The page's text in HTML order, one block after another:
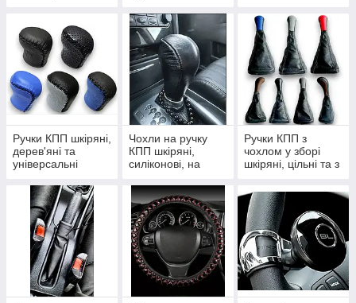
сувеніри
Ручки КПП шкіряні,
дерев'яні та
універсальні
Чохли на ручку
КПП шкіряні,
силіконові, на
Ручки КПП з
чохлом у зборі
шкіряні, цільні та з